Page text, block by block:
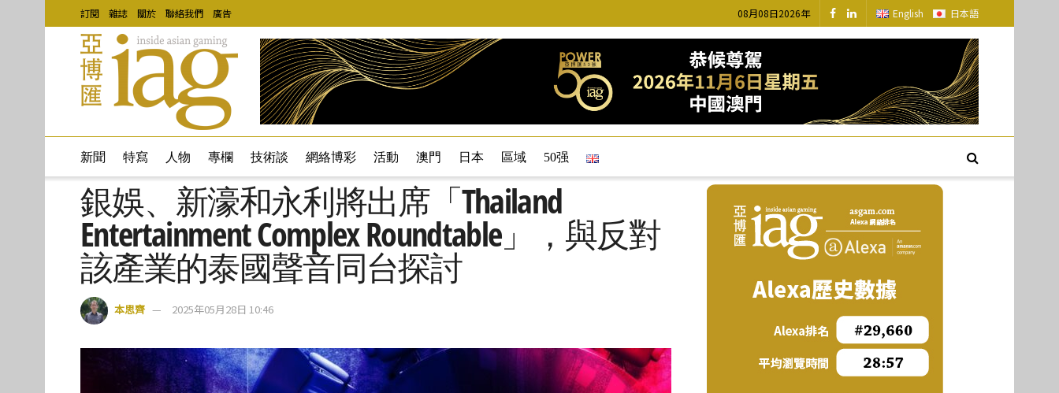
訂閱 雜誌 關於 聯絡我們 廣告 08月08日2026年 English 日本語
新聞 特寫 人物 專欄 技術談 網絡博彩 活動 澳門 日本 區域 50强
銀娛、新濠和永利將出席「Thailand
Entertainment Complex Roundtable」，與反對
該產業的泰國聲音同台探討
本思齊 2025年05月28日 10:46